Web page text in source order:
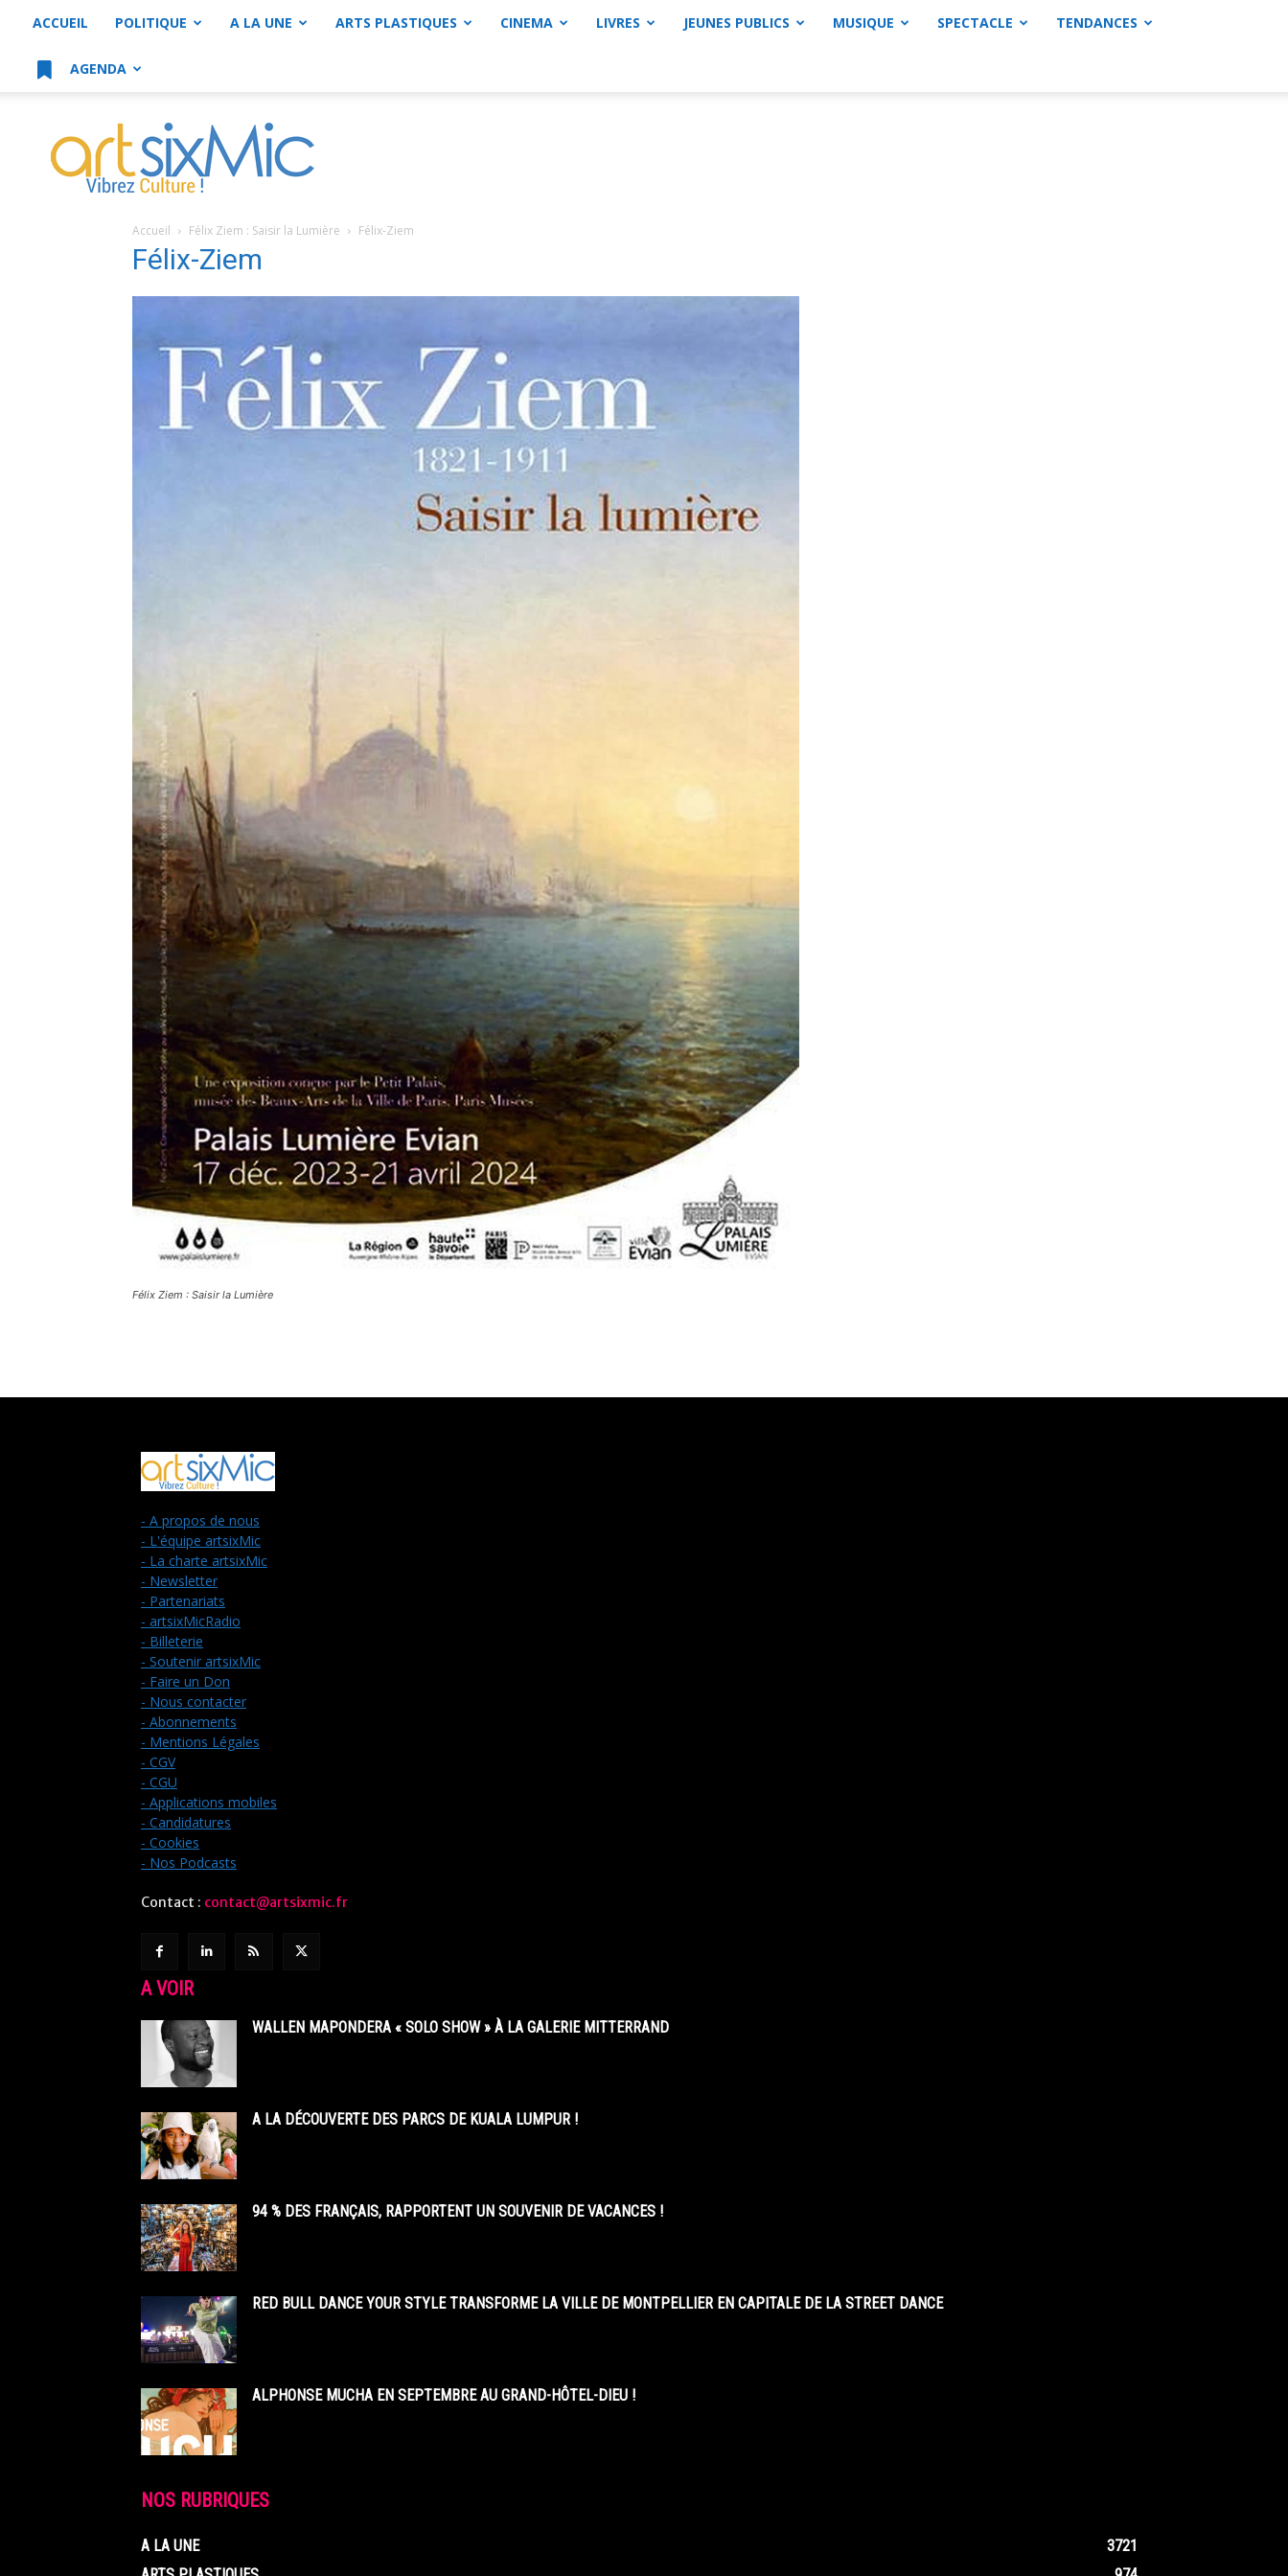
ACCUEIL POLITIQUE A LA UNE ARTS PLASTIQUES CINEMA LIVRES JEUNES PUBLICS MUSIQUE SPECTACLE TENDANCES
AGENDA
artsixMic
Accueil Félix Ziem : Saisir la Lumière Félix-Ziem
Félix-Ziem
Félix Ziem : Saisir la Lumière
- A propos de nous
- L'équipe artsixMic
- La charte artsixMic
- Newsletter
- Partenariats
- artsixMicRadio
- Billeterie
- Soutenir artsixMic
- Faire un Don
- Nous contacter
- Abonnements
- Mentions Légales
- CGV
- CGU
- Applications mobiles
- Candidatures
- Cookies
- Nos Podcasts
Contact : contact@artsixmic.fr
A VOIR
WALLEN MAPONDERA « SOLO SHOW » À LA GALERIE MITTERRAND
A LA DÉCOUVERTE DES PARCS DE KUALA LUMPUR !
94 % DES FRANÇAIS, RAPPORTENT UN SOUVENIR DE VACANCES !
RED BULL DANCE YOUR STYLE TRANSFORME LA VILLE DE MONTPELLIER EN CAPITALE DE LA STREET DANCE
ALPHONSE MUCHA EN SEPTEMBRE AU GRAND-HÔTEL-DIEU !
NOS RUBRIQUES
A LA UNE
3721